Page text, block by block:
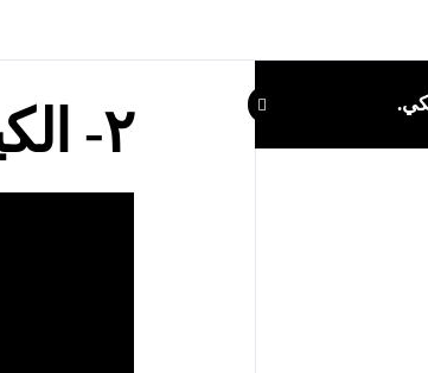
٢- الكيك الأبيض الكلاسيكي.